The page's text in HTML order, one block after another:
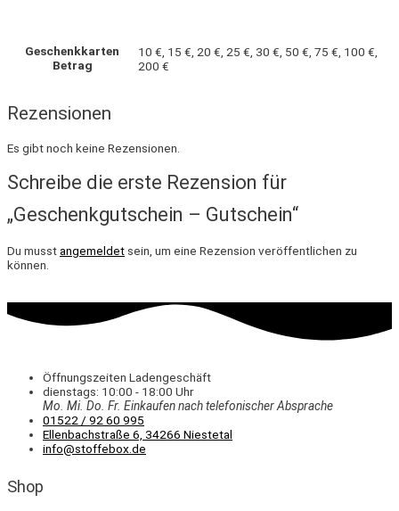
Geschenkkarten
Betrag
10 €, 15 €, 20 €, 25 €, 30 €, 50 €, 75 €, 100 €,
200 €
Rezensionen
Es gibt noch keine Rezensionen.
Schreibe die erste Rezension für
„Geschenkgutschein – Gutschein“
Du musstangemeldet sein, um eine Rezension veröffentlichen zu
können.
Öffnungszeiten Ladengeschäft
dienstags: 10:00 - 18:00 Uhr
Mo. Mi. Do. Fr. Einkaufennach telefonischer Absprache
01522 / 92 60 995
Ellenbachstraße 6, 34266 Niestetal
info@stoffebox.de
Shop